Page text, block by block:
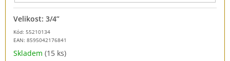
Kód: 55210134
EAN: 8595042176841
Velikost: 3/4”
Skladem (15 ks)